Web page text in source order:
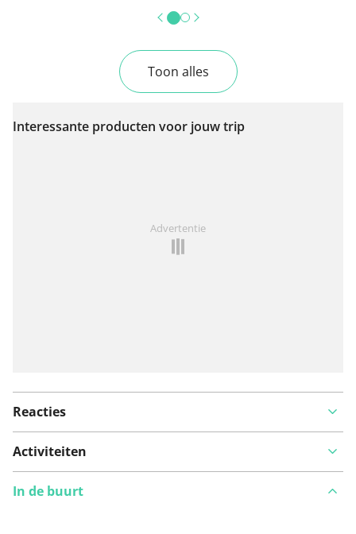
Toon alles
Interessante producten voor jouw trip
Advertentie
Reacties
Activiteiten
In de buurt